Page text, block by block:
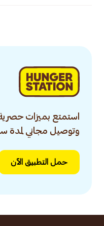
استمتع بميزات
وتوصيل مجاني لمدة
حمل التطبيق الآن